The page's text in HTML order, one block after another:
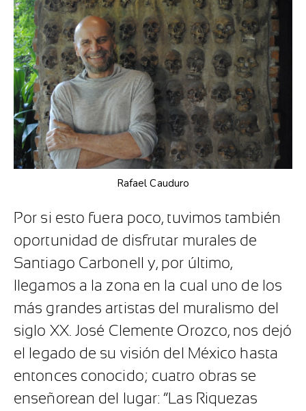
Rafael Cauduro
Por si esto fuera poco, tuvimos también
oportunidad de disfrutar murales de
Santiago Carbonell y, por último,
llegamos a la zona en la cual uno de los
más grandes artistas del muralismo del
siglo XX. José Clemente Orozco, nos dejó
el legado de su visión del México hasta
entonces conocido; cuatro obras se
enseñorean del lugar: “Las Riquezas